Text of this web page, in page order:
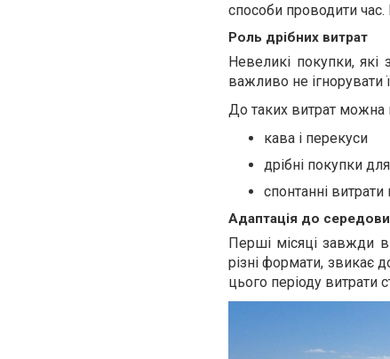
способи проводити час.
Роль дрібних витрат
Невеликі покупки,
важливо не ігнорувати
До таких витрат можна
кава і перекуси
дрібні покупки
спонтанні витрати
Адаптація до
Перші місяці завжди
різні формати, звикає
цього періоду витрати